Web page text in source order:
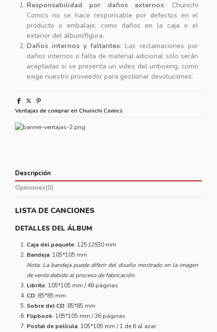
Responsabilidad por daños externos: Chunichi
Comics no se hace responsable por defectos en el
producto o embalaje, como daños en la caja o el
exterior del álbum/figura.
Daños internos y faltantes: Las reclamaciones por
daños internos o falta de material adicional solo serán
aceptadas si se presenta un video del unboxing, como
exige nuestro proveedor para gestionar devoluciones.
Ventajas de comprar en Chunichi Comics
Descripción
Opiniones(0)
LISTA DE CANCIONES
DETALLES DEL ÁLBUM
Caja del paquete: 12512530 mm
Bandeja: 105*105 mm
Nota: La bandeja puede diferir del diseño mostrado en la imagen
de venta debido al proceso de fabricación.
Librito: 105*105 mm / 48 páginas
CD: 85*85 mm
Sobre del CD: 85*85 mm
Flipbook: 105*105 mm / 36 páginas
Postal de película: 105*105 mm / 1 de 6 al azar